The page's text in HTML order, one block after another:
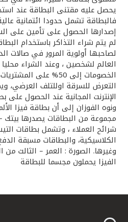
يحصل عليه مقتنى البطاقة عند
فالبطاقة تشمل حدودا ائتمانية
إصدارها الحصول على تأمين على
لم يتم شراء التذاكر باستخدام
لصاحبها أولوية المرور في صالات
العالم لشخصين ، وعند الشراء
الخصومات إلى 50% على
التعرض للسرقة اوللتلف العرضي،
الإنترنت المجانية عند الحصول على
ونوه الفوزان إلى أن بطاقة فيزا
مجموعة من البطاقات يصدرها بيتك
شرائح العملاء ، وتشمل بطاقات
الكلاسيكية، والبطاقات مسبقة
وغيرها. الصورة : العمر – الثالث
الفيزا يحملون مجسما للبطاقة